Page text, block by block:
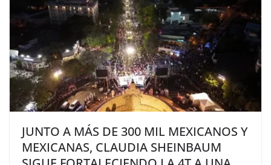
JUNTO A MÁS DE 300 MIL MEXICANOS Y
MEXICANAS, CLAUDIA SHEINBAUM